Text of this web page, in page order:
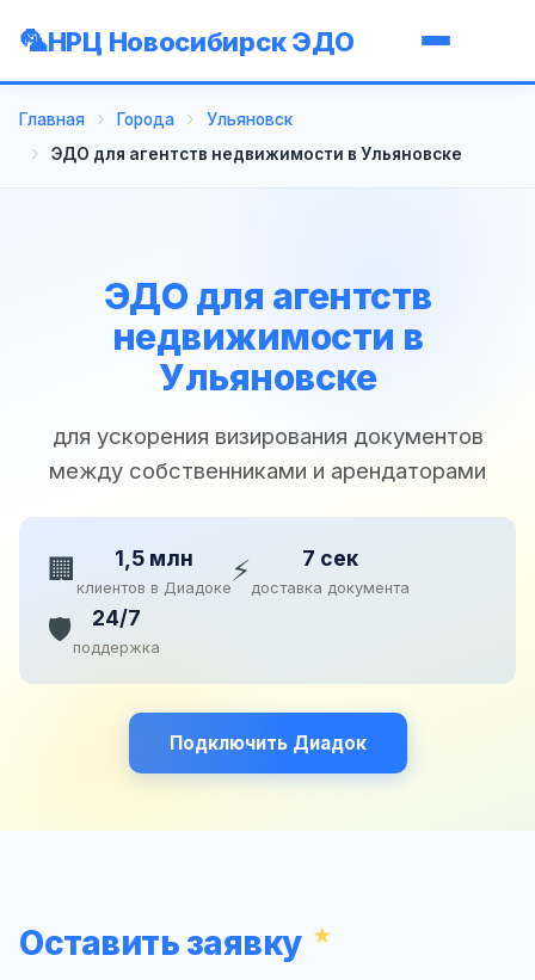
НРЦ Новосибирск ЭДО
Главная Города
Ульяновск
ЭДО для агентств недвижимости в Ульяновске
ЭДО для агентств
недвижимости в
Ульяновске
для ускорения визирования документов
между собственниками и арендаторами
🏢 1,5 млн
клиентов в Диадоке⚡ 7 сек
доставка документа
🛡️ 24/7
поддержка
Подключить Диадок
Оставить заявку